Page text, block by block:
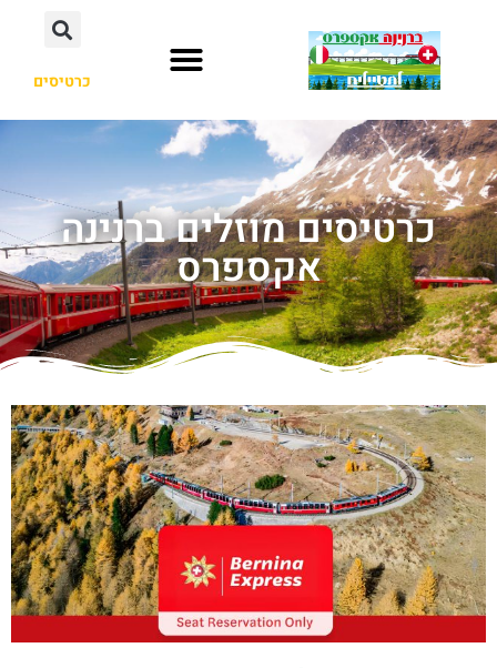
כרטיסים
כרטיסים מוזלים ברנינה
אקספרס